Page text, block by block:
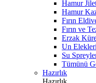
Hamur
Hamur
Fırın
Fırın ve
Erzak
Un Elekleri
Su
Tümünü
Hazırlık
Hazırlık